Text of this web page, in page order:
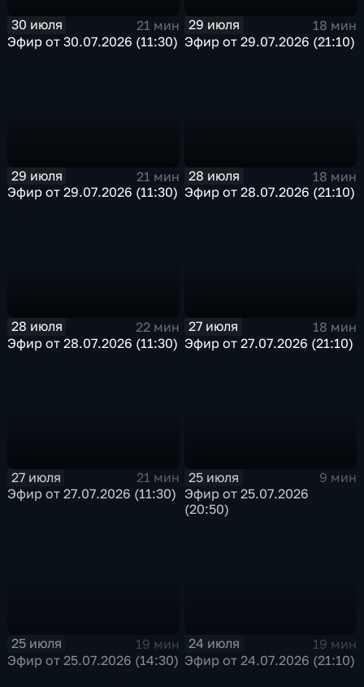
30 июля
21 мин
Эфир от 30.07.2026 (11:30)
29 июля
18 мин
Эфир от 29.07.2026 (21:10)
29 июля
21 мин
Эфир от 29.07.2026 (11:30)
28 июля
18 мин
Эфир от 28.07.2026 (21:10)
28 июля
22 мин
Эфир от 28.07.2026 (11:30)
27 июля
18 мин
Эфир от 27.07.2026 (21:10)
27 июля
21 мин
Эфир от 27.07.2026 (11:30)
25 июля
9 мин
Эфир от 25.07.2026
(20:50)
25 июля
19 мин
Эфир от 25.07.2026 (14:30)
24 июля
19 мин
Эфир от 24.07.2026 (21:10)